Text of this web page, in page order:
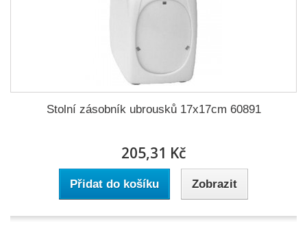
Stolní zásobník ubrousků 17x17cm 60891
205,31 Kč
Přidat do košíku Zobrazit